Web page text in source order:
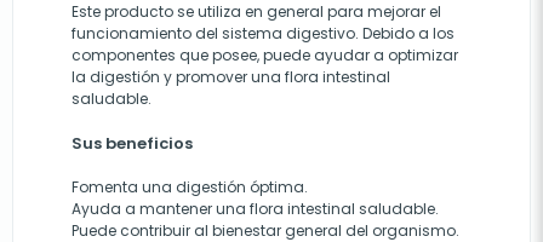
Este producto se utiliza en general para mejorar el
funcionamiento del sistema digestivo. Debido a los
componentes que posee, puede ayudar a optimizar
la digestión y promover una flora intestinal
saludable.
Sus beneficios
Fomenta una digestión óptima.
Ayuda a mantener una flora intestinal saludable.
Puede contribuir al bienestar general del organismo.